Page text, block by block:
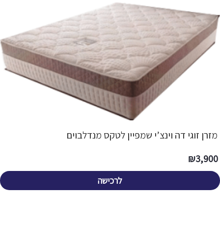
מזרן זוגי דה וינצ’י שמפיין לטקס מנדלבוים
3,900
₪
לרכישה